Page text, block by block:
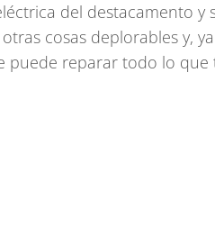
del destacamento y
cosas deplorables y,
puede reparar todo lo que